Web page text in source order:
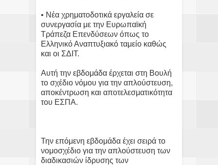
• Νέα χρηματοδοτικά εργαλεία σε
συνεργασία με την Ευρωπαϊκή
Τράπεζα Επενδύσεων όπως το
Ελληνικό Αναπτυξιακό ταμείο καθώς
και οι ΣΔΙΤ.
Αυτή την εβδομάδα έρχεται στη Βουλή
το σχέδιο νόμου για την απλούστευση,
αποκέντρωση και αποτελεσματικότητα
του ΕΣΠΑ.
Την επόμενη εβδομάδα έχει σειρά το
νομοσχέδιο για την απλούστευση των
διαδικασιών ίδρυσης των